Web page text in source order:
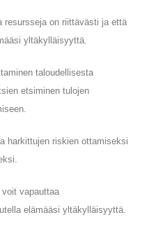
resursseja on riittävästi ja että
yltäkylläisyyttä.
taloudellisesta
etsiminen tulojen
harkittujen riskien ottamiseksi
vapauttaa
elämääsi yltäkylläisyyttä.